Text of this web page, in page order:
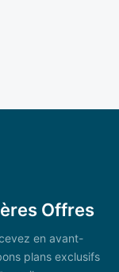
Offres
en avant-
plans exclusifs